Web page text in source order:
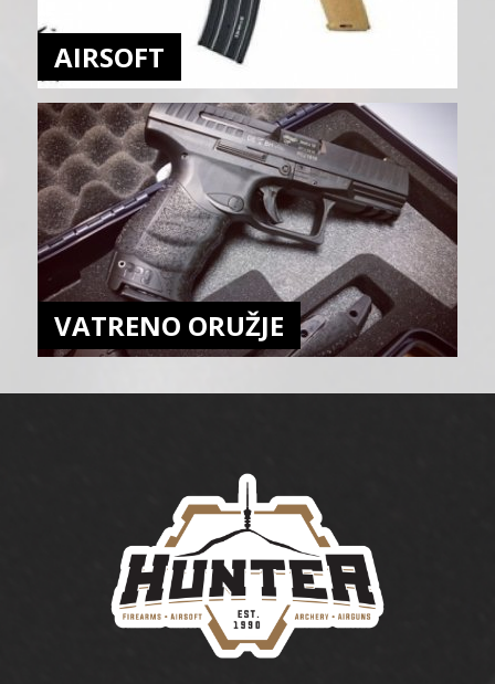
AIRSOFT
VATRENO ORUŽJE